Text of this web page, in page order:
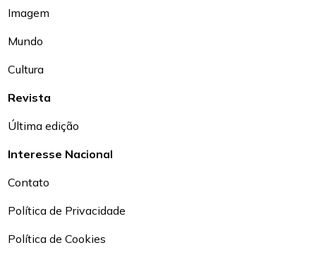
Imagem
Mundo
Cultura
Revista
Última edição
Interesse Nacional
Contato
Política de Privacidade
Política de Cookies